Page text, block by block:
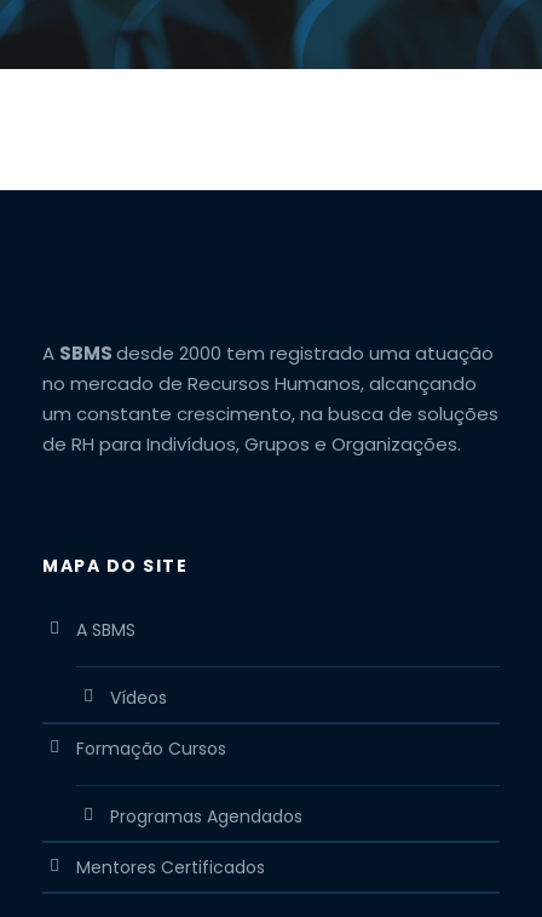
A SBMSdesde 2000 tem registrado uma atuação
no mercado de Recursos Humanos, alcançando
um constante crescimento, na busca de soluções
de RH para Indivíduos, Grupos e Organizações.
MAPA DO SITE
A SBMS
Vídeos
Formação Cursos
Programas Agendados
Mentores Certificados